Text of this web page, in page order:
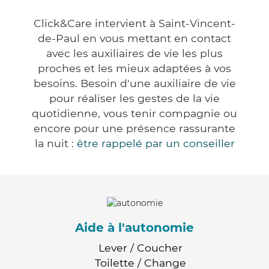
Click&Care intervient à Saint-Vincent-
de-Paul en vous mettant en contact
avec les auxiliaires de vie les plus
proches et les mieux adaptées à vos
besoins. Besoin d'une auxiliaire de vie
pour réaliser les gestes de la vie
quotidienne, vous tenir compagnie ou
encore pour une présence rassurante
la nuit : être rappelé par un conseiller
Aide à l'autonomie
Lever / Coucher
Toilette / Change